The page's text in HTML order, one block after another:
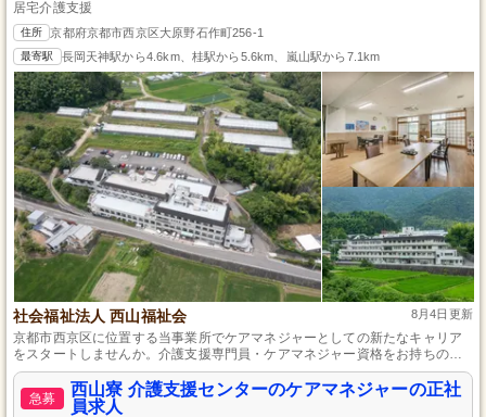
居宅介護支援
住所 京都府京都市西京区大原野石作町256-1
最寄駅 長岡天神駅から4.6km、桂駅から5.6km、嵐山駅から7.1km
社会福祉法人 西山福祉会 8月4日更新
京都市西京区に位置する当事業所でケアマネジャーとしての新たなキャリア
をスタートしませんか。介護支援専門員・ケアマネジャー資格をお持ちの方
を対象に、経験は不問で歓迎しています。月9日のお休みと残業が少ない環境
で、利用者さまの幸せを第一に考え、やりがいを持って働ける職場です。
急募
西山寮 介護支援センターのケアマネジャーの正社
員求人